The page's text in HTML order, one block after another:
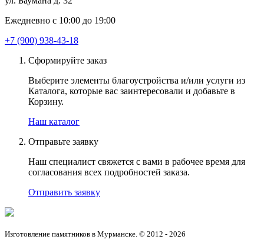
Ежедневно с 10:00 до 19:00
+7 (900) 938-43-18
Сформируйте заказ
Выберите элементы благоустройства и/или услуги из
Каталога, которые вас заинтересовали и добавьте в
Корзину.
Наш каталог
Отправьте заявку
Наш специалист свяжется с вами в рабочее время для
согласования всех подробностей заказа.
Отправить заявку
Изготовление памятников в Мурманске. © 2012 - 2026